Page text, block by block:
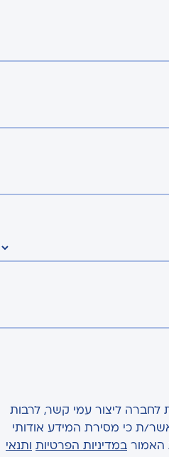
ליצור עמי קשר, לרבות
ת כי מסירת המידע אודותי
האמור במדיניות הפרטיות
ותנאי